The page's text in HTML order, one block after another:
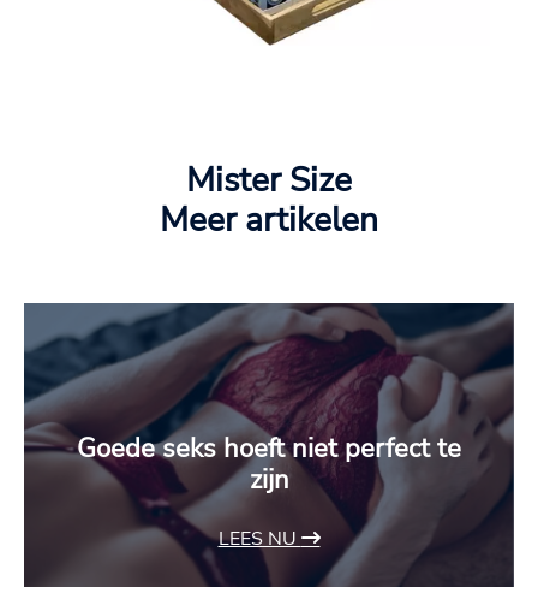
Mister Size
Meer artikelen
Goede seks hoeft niet perfect te
zijn
LEES NU